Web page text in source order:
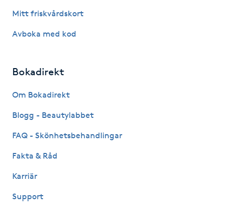
Japansk massage
K
Kemisk peeling
Kinesiologi
Kinesisk medicin
Mitt friskvårdskort
Avboka med kod
Bokadirekt
Om Bokadirekt
Blogg - Beautylabbet
FAQ - Skönhetsbehandlingar
Fakta & Råd
Karriär
Support